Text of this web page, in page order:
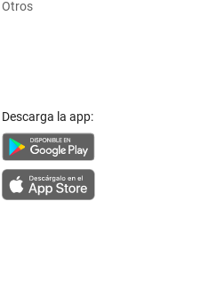
Otros
Descarga la app: